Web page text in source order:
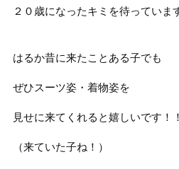
２０歳になったキミを待っていま
はるか昔に来たことある子でも
ぜひスーツ姿・着物姿を
見せに来てくれると嬉しいです！！
（来ていた子ね！）